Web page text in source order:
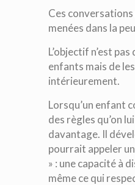
Ces
menées dans la
L’objectif n’est
enfants mais de
intérieurement.
Lorsqu’un enfant
des règles qu’on
davantage. Il
pourrait appeler
» : une capacité à
même ce qui